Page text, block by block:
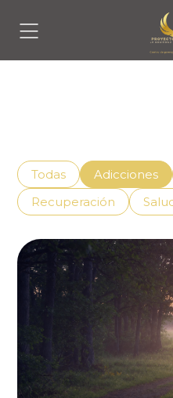
Todas Adicciones
Recuperación